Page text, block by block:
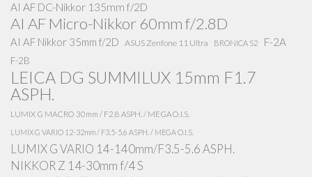
AI AF DC-Nikkor 135mm f/2D
AI AF Micro-Nikkor 60mm f/2.8D
AI AF Nikkor 35mm f/2D ASUS Zenfone 11 Ultra BRONICA S2 F-2A
F-2B
LEICA DG SUMMILUX 15mm F1.7
ASPH.
LUMIX G MACRO 30mm / F2.8 ASPH. / MEGA O.I.S.
LUMIX G VARIO 12-32mm / F3.5-5.6 ASPH. / MEGA O.I.S.
LUMIX G VARIO 14-140mm/F3.5-5.6 ASPH.
NIKKOR Z 14-30mm f/4 S